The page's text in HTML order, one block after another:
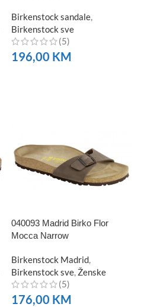
Birkenstock sandale,
Birkenstock sve
(5)
196,00 KM
040093 Madrid Birko Flor
Mocca Narrow
Birkenstock Madrid,
Birkenstock sve, Ženske
(5)
176,00 KM